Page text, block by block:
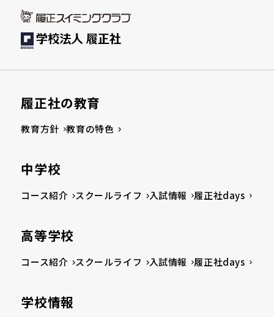
履正社の教育
教育方針 教育の特色
中学校
コース紹介 スクールライフ 入試情報 履正社days
高等学校
コース紹介 スクールライフ 入試情報 履正社days
学校情報